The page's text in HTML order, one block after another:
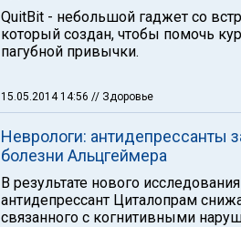
QuitBit - небольшой гаджет со
который создан, чтобы помочь
пагубной привычки.
15.05.2014 14:56 // Здоровье
Неврологи: антидепрессанты
болезни Альцгеймера
В результате нового
антидепрессант Циталопрам
связанного с когнитивными